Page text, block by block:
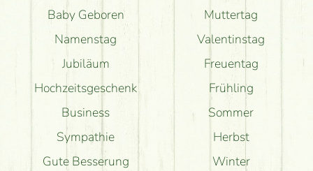
Baby Geboren
Namenstag
Jubiläum
Hochzeitsgeschenk
Business
Sympathie
Gute Besserung
Muttertag
Valentinstag
Freuentag
Frühling
Sommer
Herbst
Winter